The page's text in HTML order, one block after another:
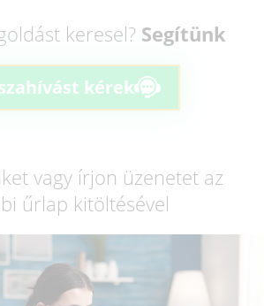
keresel? Segítünk
kérek
vagy írjon üzenetet az
űrlap kitöltésével